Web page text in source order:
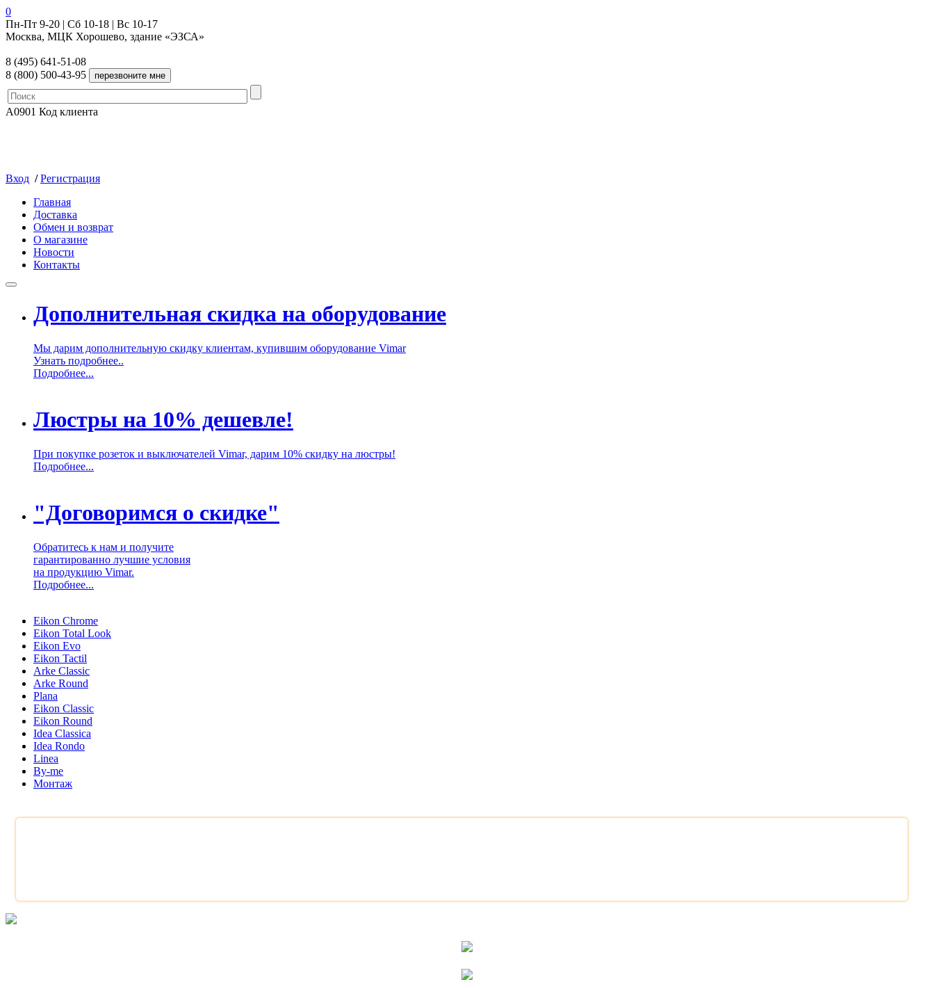
0
Пн-Пт 9-20 | Сб 10-18 | Вс 10-17
Москва, МЦК Хорошево, здание «ЭЗСА»
8 (495) 641-51-08
8 (800) 500-43-95
A0901 Код клиента
Вход / Регистрация
Главная
Доставка
Обмен и возврат
О магазине
Новости
Контакты
Дополнительная скидка на оборудование
Мы дарим дополнительную скидку клиентам, купившим оборудование Vimar
Узнать подробнее..
Подробнее...
Люстры на 10% дешевле!
При покупке розеток и выключателей Vimar, дарим 10% скидку на люстры!
Подробнее...
"Договоримся о скидке"
Обратитесь к нам и получите
гарантированно лучшие условия
на продукцию Vimar.
Подробнее...
Eikon Chrome
Eikon Total Look
Eikon Evo
Eikon Tactil
Arke Classic
Arke Round
Plana
Eikon Classic
Eikon Round
Idea Classica
Idea Rondo
Linea
By-me
Монтаж